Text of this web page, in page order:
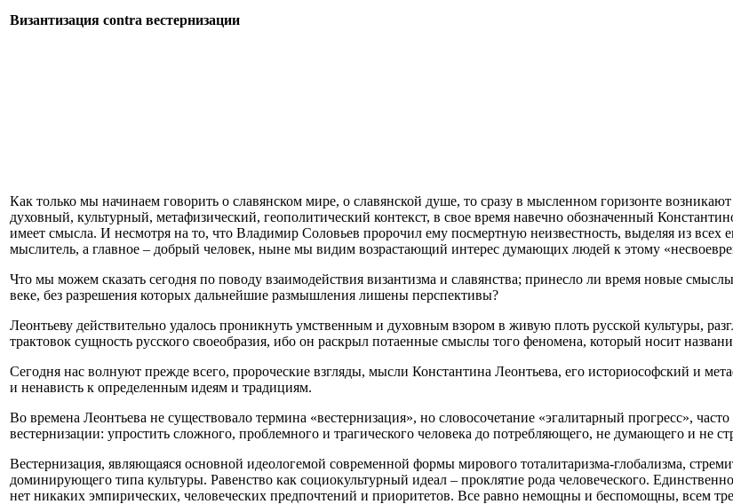
Византизация contra вестернизации
Как только мы начинаем говорить о славянском мире, о славянской душе, то сразу в мысленном горизонте
духовный, культурный, метафизический, геополитический контекст, в свое время навечно обозначенный
имеет смысла. И несмотря на то, что Владимир Соловьев пророчил ему посмертную неизвестность, выделяя из всех
мыслитель, а главное – добрый человек, ныне мы видим возрастающий интерес думающих людей к этому
Что мы можем сказать сегодня по поводу взаимодействия византизма и славянства; принесло ли время новые
веке, без разрешения которых дальнейшие размышления лишены перспективы?
Леонтьеву действительно удалось проникнуть умственным и духовным взором в живую плоть русской культуры,
трактовок сущность русского своеобразия, ибо он раскрыл потаенные смыслы того феномена, который носит
Сегодня нас волнуют прежде всего, пророческие взгляды, мысли Константина Леонтьева, его историософский и
и ненависть к определенным идеям и традициям.
Во времена Леонтьева не существовало термина «вестернизация», но словосочетание «эгалитарный прогресс»,
вестернизации: упростить сложного, проблемного и трагического человека до потребляющего, не думающего и не
Вестернизация, являющаяся основной идеологемой современной формы мирового тоталитаризма-глобализма,
доминирующего типа культуры. Равенство как социокультурный идеал – проклятие рода человеческого.
нет никаких эмпирических, человеческих предпочтений и приоритетов. Все равно немощны и беспомощны, всем